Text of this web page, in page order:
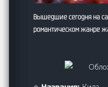
Вышедшие сегодня на
романтическом жанре